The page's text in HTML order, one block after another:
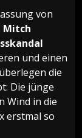
von
Mitch
und einen
die
Die jünge
Wind in die
erstmal so